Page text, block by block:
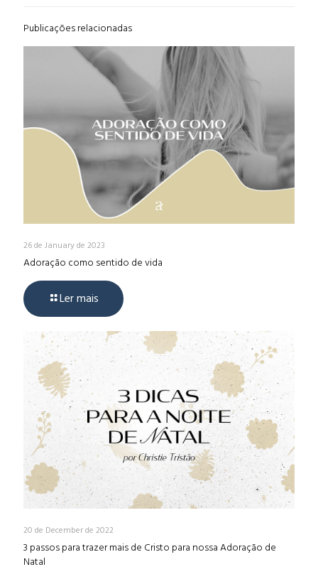
Publicações relacionadas
26 de January de 2023
Adoração como sentido de vida
Ler mais
20 de December de 2022
3 passos para trazer mais de Cristo para nossa Adoração de
Natal